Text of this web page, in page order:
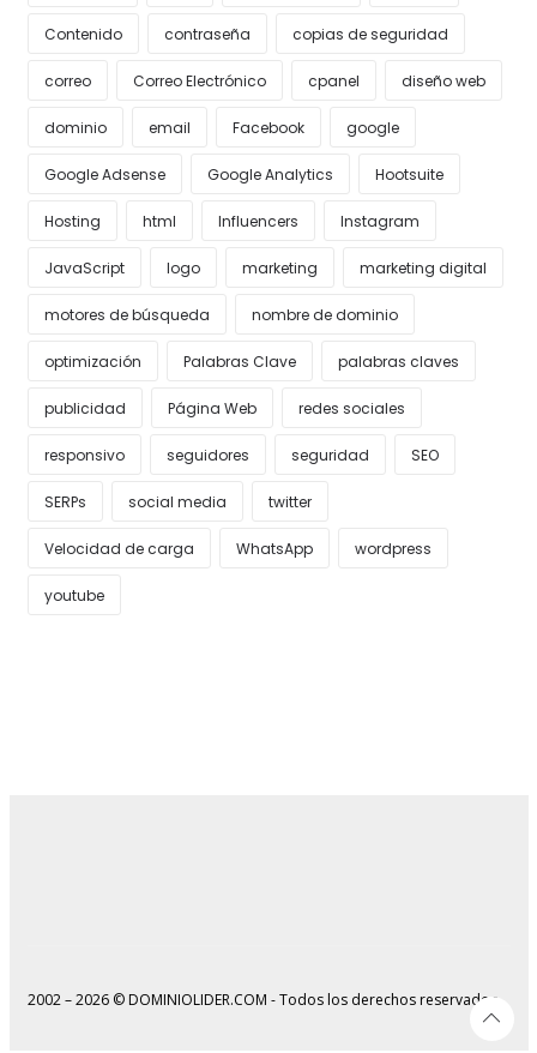
Contenido contraseña copias de seguridad
correo Correo Electrónico cpanel diseño web
dominio email Facebook google
Google Adsense Google Analytics Hootsuite
Hosting html Influencers Instagram
JavaScript logo marketing marketing digital
motores de búsqueda nombre de dominio
optimización Palabras Clave palabras claves
publicidad Página Web redes sociales
responsivo seguidores seguridad SEO
SERPs social media twitter
Velocidad de carga WhatsApp wordpress
youtube
2002 – 2026 © DOMINIOLIDER.COM - Todos los derechos reservados.